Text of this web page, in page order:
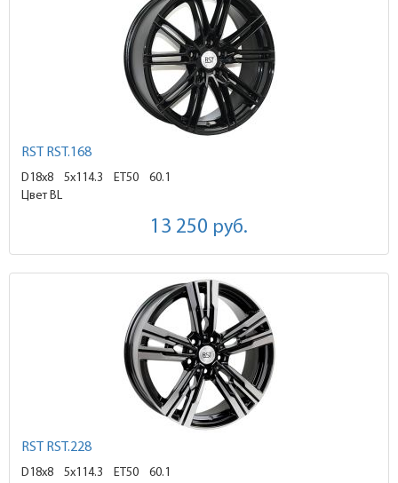
RST RST.168
D18x8 5x114.3 ET50
60.1
Цвет BL
13 250 руб.
RST RST.228
D18x8 5x114.3 ET50
60.1